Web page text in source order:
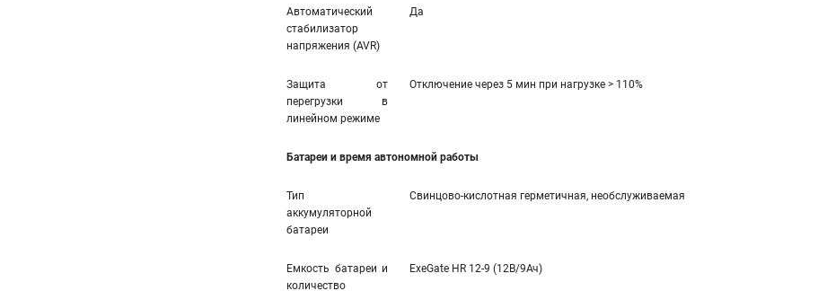
Автоматический
стабилизатор
напряжения (AVR)
Да
Защита от
перегрузки в
линейном режиме
Отключение через 5 мин при нагрузке > 110%
Батареи и время автономной работы
Тип
аккумуляторной
батареи
Свинцово-кислотная герметичная, необслуживаемая
Емкость батареи и
количество
ExeGate HR 12-9 (12В/9Ач)